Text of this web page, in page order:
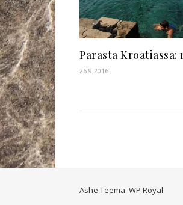
Parasta Kroatiassa:
26.9.2016
Ashe Teema .WP Royal